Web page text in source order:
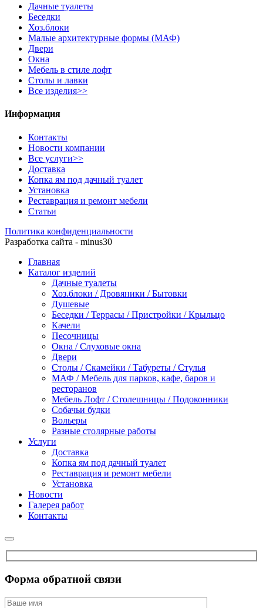
Дачные туалеты
Беседки
Хоз.блоки
Малые архитектурные формы (МАФ)
Двери
Окна
Мебель в стиле лофт
Столы и лавки
Все изделия>>
Информация
Контакты
Новости компании
Все услуги>>
Доставка
Копка ям под дачный туалет
Установка
Реставрация и ремонт мебели
Статьи
Политика конфиденциальности
Разработка сайта - minus30
Главная
Каталог изделий
Дачные туалеты
Хоз.блоки / Дровяники / Бытовки
Душевые
Беседки / Террасы / Пристройки / Крыльцо
Качели
Песочницы
Окна / Слуховые окна
Двери
Столы / Скамейки / Табуреты / Стулья
МАФ / Мебель для парков, кафе, баров и
ресторанов
Мебель Лофт / Столешницы / Подоконники
Собачьи будки
Вольеры
Разные столярные работы
Услуги
Доставка
Копка ям под дачный туалет
Реставрация и ремонт мебели
Установка
Новости
Галерея работ
Контакты
Форма обратной связи